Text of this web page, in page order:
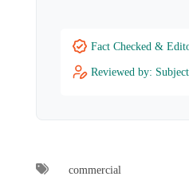
Fact Checked &
Reviewed by:
commercial